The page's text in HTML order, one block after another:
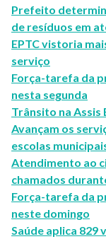
Prefeito
de resíduos em
EPTC vistoria
serviço
Força-tarefa da
nesta segunda
Trânsito na Assis
Avançam os
escolas
Atendimento ao
chamados
Força-tarefa da
neste domingo
Saúde aplica 829